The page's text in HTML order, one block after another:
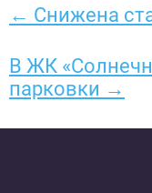
← Снижена
В ЖК
парковки →